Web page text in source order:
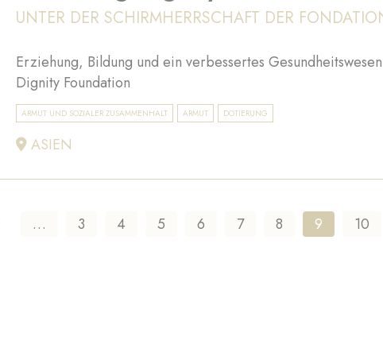
UNTER DER SCHIRMHERRSCHAFT DER
Erziehung, Bildung und ein verbessertes
Dignity Foundation
ARMUT UND SOZIALER ZUSAMMENHALT ARMUT DOTIERUNG
ASIEN
… Seite
3 Seite
4 Seite
5 Seite
6 Seite
7 Seite
8
Aktuelle
9 Seite
10